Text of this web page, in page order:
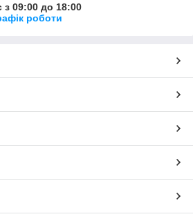
з 09:00 до 18:00
роботи